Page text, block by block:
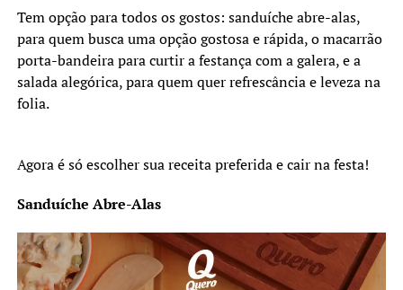
Tem opção para todos os gostos: sanduíche abre-alas,
para quem busca uma opção gostosa e rápida, o macarrão
porta-bandeira para curtir a festança com a galera, e a
salada alegórica, para quem quer refrescância e leveza na
folia.
Agora é só escolher sua receita preferida e cair na festa!
Sanduíche Abre-Alas